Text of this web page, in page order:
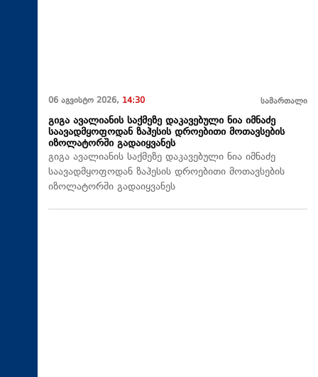
06 აგვისტო 2026, 14:30 სამართალი
გიგა ავალიანის საქმეზე დაკავებული ნია იმნაძე
საავადმყოფოდან ზაჰესის დროებითი მოთავსების
იზოლატორში გადაიყვანეს
გიგა ავალიანის საქმეზე დაკავებული ნია იმნაძე
საავადმყოფოდან ზაჰესის დროებითი მოთავსების
იზოლატორში გადაიყვანეს